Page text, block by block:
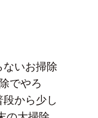
ないお掃除
でやろ
から少し